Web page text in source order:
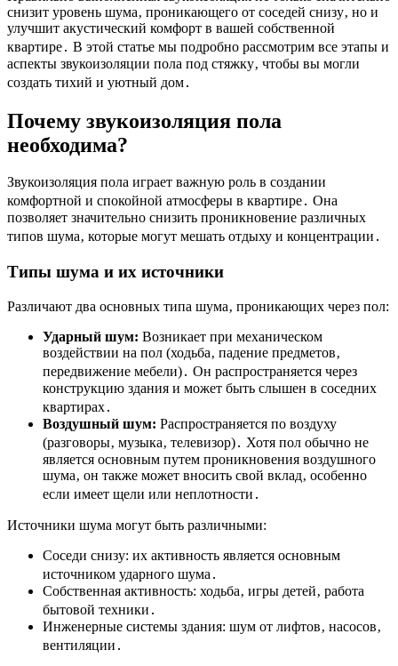
снизит уровень шума‚ проникающего от соседей снизу‚ но и
улучшит акустический комфорт в вашей собственной
квартире․ В этой статье мы подробно рассмотрим все этапы и
аспекты звукоизоляции пола под стяжку‚ чтобы вы могли
создать тихий и уютный дом․
Почему звукоизоляция пола
необходима?
Звукоизоляция пола играет важную роль в создании
комфортной и спокойной атмосферы в квартире․ Она
позволяет значительно снизить проникновение различных
типов шума‚ которые могут мешать отдыху и концентрации․
Типы шума и их источники
Различают два основных типа шума‚ проникающих через пол:
Ударный шум: Возникает при механическом
воздействии на пол (ходьба‚ падение предметов‚
передвижение мебели)․ Он распространяется через
конструкцию здания и может быть слышен в соседних
квартирах․
Воздушный шум: Распространяется по воздуху
(разговоры‚ музыка‚ телевизор)․ Хотя пол обычно не
является основным путем проникновения воздушного
шума‚ он также может вносить свой вклад‚ особенно
если имеет щели или неплотности․
Источники шума могут быть различными:
Соседи снизу: их активность является основным
источником ударного шума․
Собственная активность: ходьба‚ игры детей‚ работа
бытовой техники․
Инженерные системы здания: шум от лифтов‚ насосов‚
вентиляции․